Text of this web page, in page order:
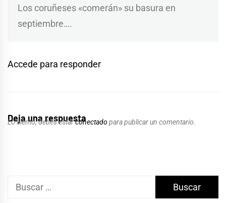
Los coruñeses «comerán» su basura en
septiembre….
Accede para responder
Deja una respuesta
Lo siento, debes estarconectado para publicar un comentario.
Buscar: